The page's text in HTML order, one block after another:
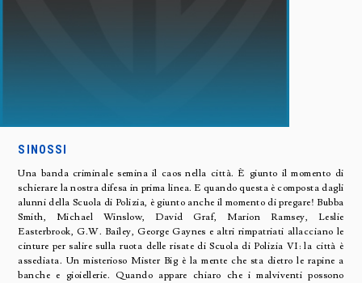
SINOSSI
Una banda criminale semina il caos nella città. È giunto il momento di
schierare la nostra difesa in prima linea. E quando questa è composta dagli
alunni della Scuola di Polizia, è giunto anche il momento di pregare! Bubba
Smith, Michael Winslow, David Graf, Marion Ramsey, Leslie
Easterbrook, G.W. Bailey, George Gaynes e altri rimpatriati allacciano le
cinture per salire sulla ruota delle risate di Scuola di Polizia VI: la città è
assediata. Un misterioso Mister Big è la mente che sta dietro le rapine a
banche e gioiellerie. Quando appare chiaro che i malviventi possono